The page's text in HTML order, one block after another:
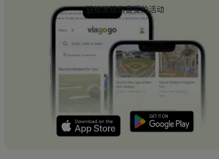
轻松发现您喜爱的活动